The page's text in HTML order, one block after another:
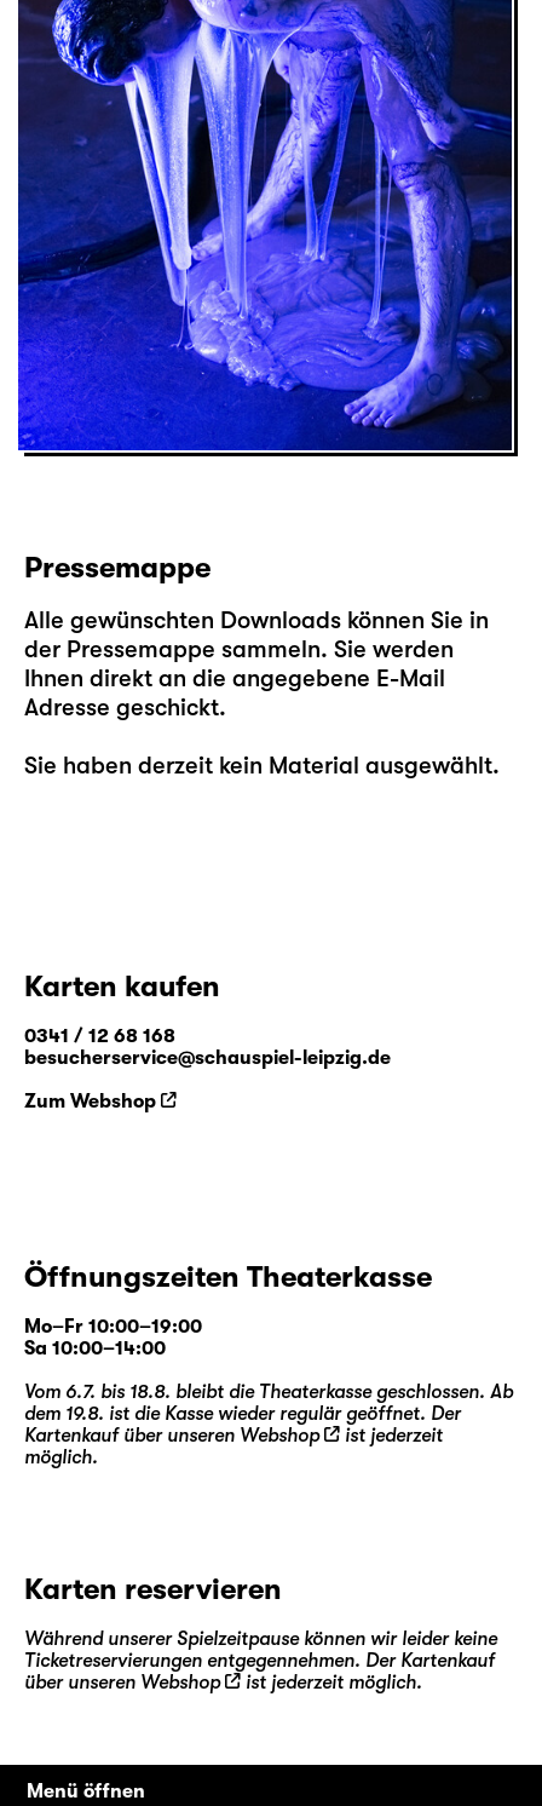
Pressemappe
Alle gewünschten Downloads können Sie in
der Pressemappe sammeln. Sie werden
Ihnen direkt an die angegebene E-Mail
Adresse geschickt.
Sie haben derzeit kein Material ausgewählt.
Karten kaufen
0341 / 12 68 168
besucherservice@schauspiel-leipzig.de
Zum Webshop
Öffnungszeiten Theaterkasse
Mo–Fr 10:00–19:00
Sa 10:00–14:00
Vom 6.7. bis 18.8. bleibt die Theaterkasse geschlossen. Ab
dem 19.8. ist die Kasse wieder regulär geöffnet. Der
Kartenkauf über unseren Webshop
ist jederzeit
möglich.
Karten reservieren
Während unserer Spielzeitpause können wir leider keine
Ticketreservierungen entgegennehmen. Der Kartenkauf
über unseren Webshop ist jederzeit möglich.
Menü öffnen